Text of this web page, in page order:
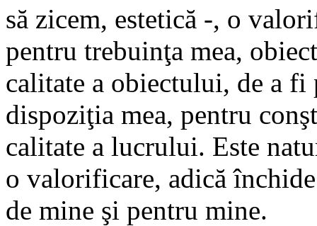
să zicem, estetică -, o
pentru trebuinţa mea,
calitate a obiectului, de a fi
dispoziţia mea, pentru
calitate a lucrului. Este
o valorificare, adică
de mine şi pentru mine.